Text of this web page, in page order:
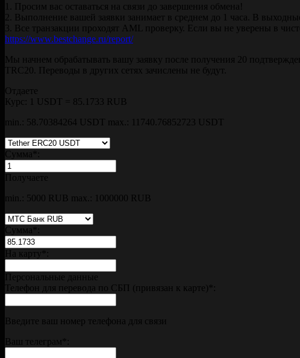
1. Просим вас оставаться на связи до завершения обмена!
2. Выполнение вашей заявки занимает в среднем до 1 часа. В
3. Все транзакции проходят AML проверку. Если вы не уверены в
https://www.bestchange.ru/report/
Мы начнем обрабатывать вашу заявку после получения 20
TRC20. Переводы в других сетях зачислены не будут.
Отдаете
Курс:
1 USDT = 85.1733 RUB
min.: 58.70384264 USDT
max.: 11740.76852723 USDT
Сумма
Получаете
min.: 5000 RUB max.: 1000000 RUB
Сумма
На карту
Персональные данные
Телефон для перевода по СБП (привязан к карте)
Введите ваш номер телефона для связи
Ваш телеграм